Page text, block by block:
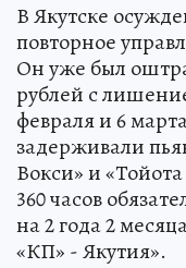
В Якутске
повторное
Он уже был
рублей с
февраля и 6
задерживали
Вокси» и
360 часов
на 2 года 2
«КП» - Якутия».